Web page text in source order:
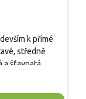
k přímé
středně
šťavnatá.
či